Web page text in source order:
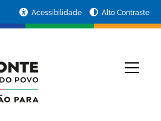
Acessibilidade Alto Contraste